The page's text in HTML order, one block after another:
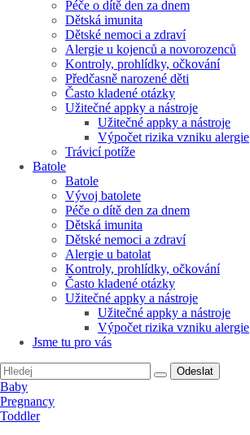
Péče o dítě den za dnem
Dětská imunita
Dětské nemoci a zdraví
Alergie u kojenců a novorozenců
Kontroly, prohlídky, očkování
Předčasně narozené děti
Často kladené otázky
Užitečné appky a nástroje
Užitečné appky a nástroje
Výpočet rizika vzniku alergie
Trávicí potíže
Batole
Batole
Vývoj batolete
Péče o dítě den za dnem
Dětská imunita
Dětské nemoci a zdraví
Alergie u batolat
Kontroly, prohlídky, očkování
Často kladené otázky
Užitečné appky a nástroje
Užitečné appky a nástroje
Výpočet rizika vzniku alergie
Jsme tu pro vás
Odeslat
Baby
Pregnancy
Toddler